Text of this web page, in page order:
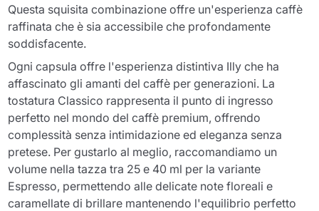
Questa squisita combinazione offre un'esperienza caffè
raffinata che è sia accessibile che profondamente
soddisfacente.
Ogni capsula offre l'esperienza distintiva Illy che ha
affascinato gli amanti del caffè per generazioni. La
tostatura Classico rappresenta il punto di ingresso
perfetto nel mondo del caffè premium, offrendo
complessità senza intimidazione ed eleganza senza
pretese. Per gustarlo al meglio, raccomandiamo un
volume nella tazza tra 25 e 40 ml per la variante
Espresso, permettendo alle delicate note floreali e
caramellate di brillare mantenendo l'equilibrio perfetto